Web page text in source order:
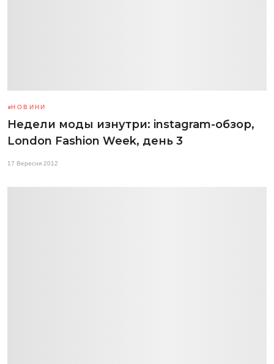
НОВИНИ
Недели моды изнутри: instagram-обзор,
London Fashion Week, день 3
17 Вересня 2012